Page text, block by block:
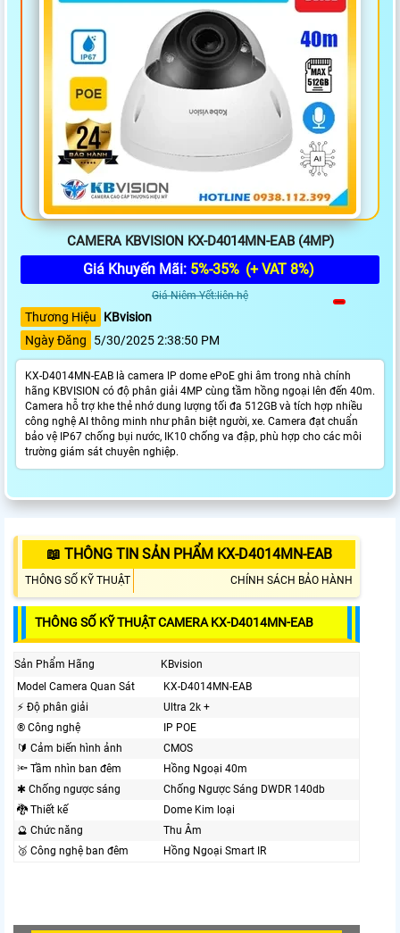
CAMERA KBVISION KX-D4014MN-EAB (4MP)
Giá Khuyến Mãi: 5%-35% (+ VAT 8%)
Giá Niêm Yết:liên hệ
Thương Hiệu
KBvision
Ngày Đăng
5/30/2025 2:38:50 PM
KX-D4014MN-EAB là camera IP dome ePoE ghi âm trong nhà chính
hãng KBVISION có độ phân giải 4MP cùng tầm hồng ngoại lên đến 40m.
Camera hỗ trợ khe thẻ nhớ dung lượng tối đa 512GB và tích hợp nhiều
công nghệ AI thông minh như phân biệt người, xe. Camera đạt chuẩn
bảo vệ IP67 chống bụi nước, IK10 chống va đập, phù hợp cho các môi
trường giám sát chuyên nghiệp.
📖 THÔNG TIN SẢN PHẨM KX-D4014MN-EAB
THÔNG SỐ KỸ THUẬT CHÍNH SÁCH BẢO HÀNH
THÔNG SỐ KỸ THUẬT CAMERA KX-D4014MN-EAB
Sản Phẩm Hãng
KBvision
Model Camera Quan Sát
KX-D4014MN-EAB
️⚡ Độ phân giải
Ultra 2k +
®️ Công nghệ
IP POE
🔰 Cảm biến hình ảnh
CMOS
🔦 Tầm nhìn ban đêm
Hồng Ngoại 40m
✱ Chống ngược sáng
Chống Ngược Sáng DWDR 140db
🐉️ Thiết kế
Dome Kim loại
🔮 Chức năng
Thu Âm
🥉 Công nghệ ban đêm
Hồng Ngoại Smart IR